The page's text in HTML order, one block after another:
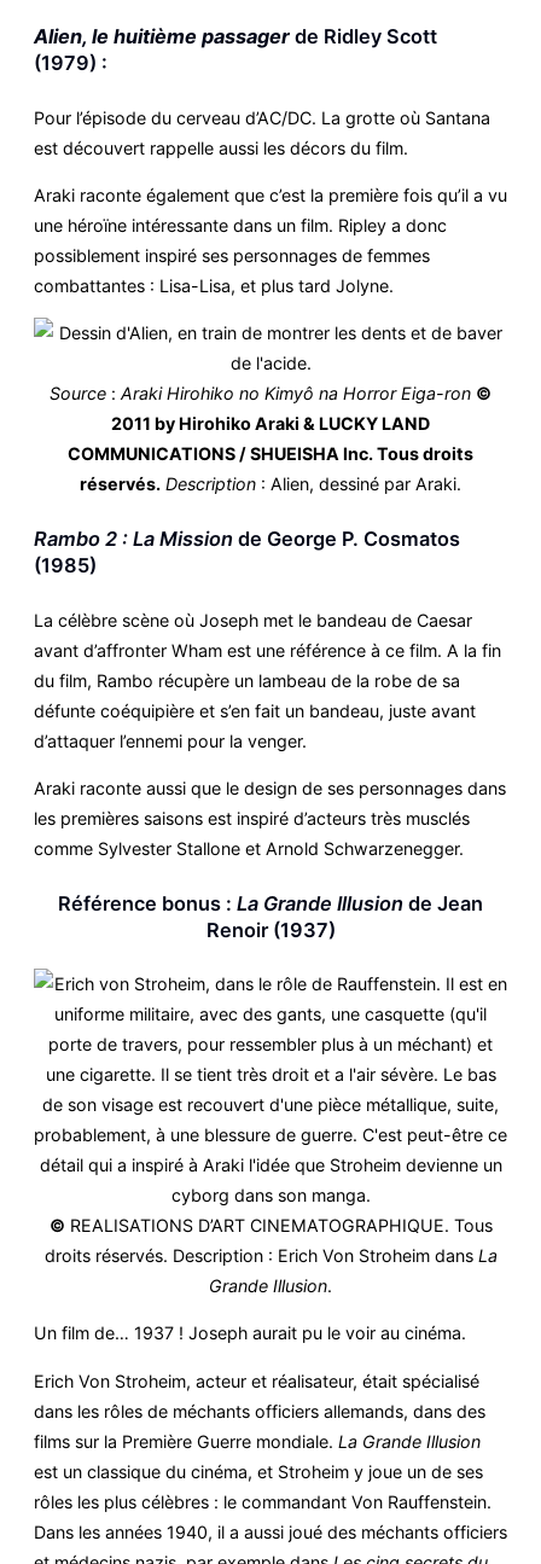
Alien, le huitième passager de Ridley Scott
(1979) :
Pour l’épisode du cerveau d’AC/DC. La grotte où Santana
est découvert rappelle aussi les décors du film.
Araki raconte également que c’est la première fois qu’il a vu
une héroïne intéressante dans un film. Ripley a donc
possiblement inspiré ses personnages de femmes
combattantes : Lisa-Lisa, et plus tard Jolyne.
Source : Araki Hirohiko no Kimyô na Horror Eiga-ron ©
2011 by Hirohiko Araki & LUCKY LAND
COMMUNICATIONS / SHUEISHA Inc. Tous droits
réservés. Description : Alien, dessiné par Araki.
Rambo 2 : La Mission de George P. Cosmatos
(1985)
La célèbre scène où Joseph met le bandeau de Caesar
avant d’affronter Wham est une référence à ce film. A la fin
du film, Rambo récupère un lambeau de la robe de sa
défunte coéquipière et s’en fait un bandeau, juste avant
d’attaquer l’ennemi pour la venger.
Araki raconte aussi que le design de ses personnages dans
les premières saisons est inspiré d’acteurs très musclés
comme Sylvester Stallone et Arnold Schwarzenegger.
Référence bonus : La Grande Illusion de Jean
Renoir (1937)
© REALISATIONS D’ART CINEMATOGRAPHIQUE. Tous
droits réservés. Description : Erich Von Stroheim dans La
Grande Illusion.
Un film de… 1937 ! Joseph aurait pu le voir au cinéma.
Erich Von Stroheim, acteur et réalisateur, était spécialisé
dans les rôles de méchants officiers allemands, dans des
films sur la Première Guerre mondiale. La Grande Illusion
est un classique du cinéma, et Stroheim y joue un de ses
rôles les plus célèbres : le commandant Von Rauffenstein.
Dans les années 1940, il a aussi joué des méchants officiers